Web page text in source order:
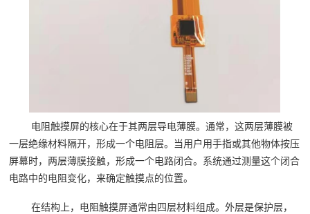
电阻触摸屏的核心在于其两层导电薄膜。通常，这两层薄膜被
一层绝缘材料隔开，形成一个电阻层。当用户用手指或其他物体按压
屏幕时，两层薄膜接触，形成一个电路闭合。系统通过测量这个闭合
电路中的电阻变化，来确定触摸点的位置。
在结构上，电阻触摸屏通常由四层材料组成。外层是保护层，